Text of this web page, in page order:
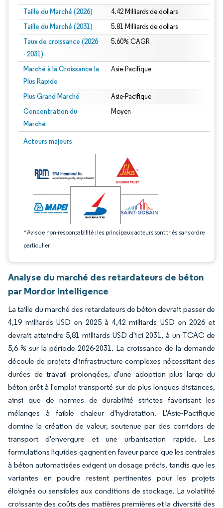
Taille du Marché (2026) 4.42 Milliards de dollars
Taille du Marché (2031) 5.81 Milliards de dollars
Taux de croissance (2026
- 2031)
5.60% CAGR
Marché à la Croissance la
Plus Rapide
Asie-Pacifique
Plus Grand Marché Asie-Pacifique
Concentration du
Marché
Moyen
Acteurs majeurs
*Avis de non-responsabilité : les principaux acteurs sont triés sans ordre
particulier
Image © Mordor Intelligence. La réutilisation nécessite une attribution sous CC
Analyse du marché des retardateurs de béton
par Mordor Intelligence
La taille du marché des retardateurs de béton devrait passer de
4,19 milliards USD en 2025 à 4,42 milliards USD en 2026 et
devrait atteindre 5,81 milliards USD d'ici 2031, à un TCAC de
5,6 % sur la période 2026-2031. La croissance de la demande
découle de projets d'infrastructure complexes nécessitant des
durées de travail prolongées, d'une adoption plus large du
béton prêt à l'emploi transporté sur de plus longues distances,
ainsi que de normes de durabilité strictes favorisant les
mélanges à faible chaleur d'hydratation. L'Asie-Pacifique
domine la création de valeur, soutenue par des corridors de
transport d'envergure et une urbanisation rapide. Les
formulations liquides gagnent en faveur parce que les centrales
à béton automatisées exigent un dosage précis, tandis que les
variantes en poudre restent pertinentes pour les projets
éloignés ou sensibles aux conditions de stockage. La volatilité
croissante des coûts des matières premières et la diversité des